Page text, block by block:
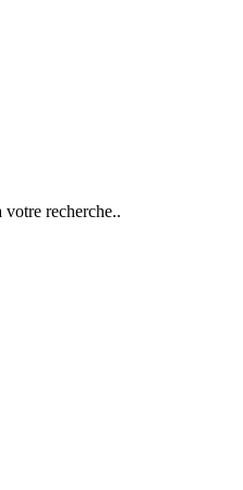
votre recherche..